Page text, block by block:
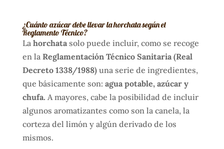
¿Cuánto azúcar debe llevar la horchata según el
Reglamento Técnico?
La horchatasolo puede incluir, como se recoge
en la Reglamentación Técnico Sanitaria (Real
Decreto 1338/1988)una serie de ingredientes,
que básicamente son: agua potable, azúcar y
chufa. A mayores, cabe la posibilidad de incluir
algunos aromatizantes como son la canela, la
corteza del limón y algún derivado de los
mismos.